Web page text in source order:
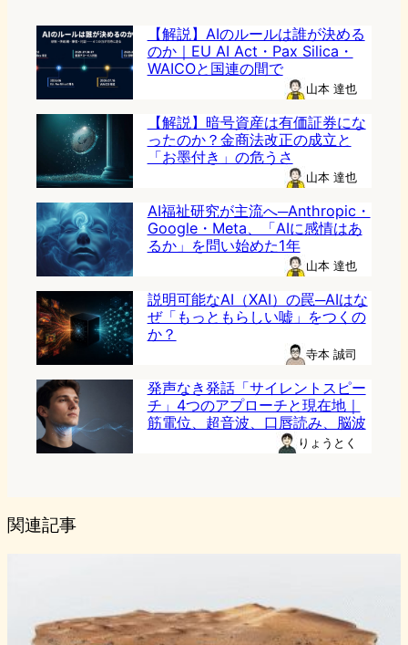
【解説】AIのルールは誰が決める
のか｜EU AI Act・Pax Silica・
WAICOと国連の間で
山本 達也
【解説】暗号資産は有価証券にな
ったのか？金商法改正の成立と
「お墨付き」の危うさ
山本 達也
AI福祉研究が主流へ─Anthropic・
Google・Meta、「AIに感情はあ
るか」を問い始めた1年
山本 達也
説明可能なAI（XAI）の罠─AIはな
ぜ「もっともらしい嘘」をつくの
か？
寺本 誠司
発声なき発話「サイレントスピー
チ」4つのアプローチと現在地｜
筋電位、超音波、口唇読み、脳波
りょうとく
関連記事